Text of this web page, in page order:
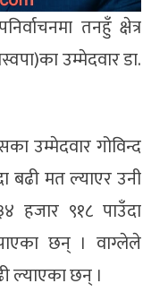
तनहुँ क्षेत्र
उम्मेदवार डा.
उम्मेदवार गोविन्द
बढी मत ल्याएर उनी
हजार ९१८ पाउँदा
छन् । वाग्लेले
ल्याएका छन् ।